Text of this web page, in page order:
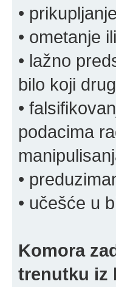
•
• ometanje
• lažno
bilo koji
•
podacima
•
• učešće u
Komora
trenutku iz